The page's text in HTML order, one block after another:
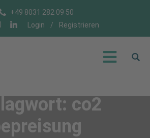
+49 8031 282 09 50
Login
/ Registrieren
co2